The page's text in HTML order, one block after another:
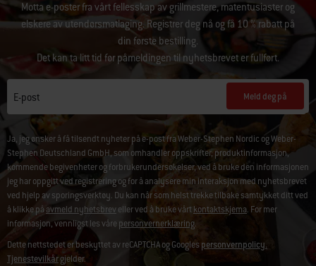
Motta e-poster fra vårt fellesskap av grillmestere, matentusiaster og
elskere av utendørsmatlaging. Registrer deg nå og få 10 % rabatt på
din første bestilling.
Det kan ta litt tid før påmeldingen til nyhetsbrevet er fullført.
E-post Meld deg på
Ja, jeg ønsker å få tilsendt nyheter på e-post fra Weber-Stephen Nordic og Weber-
Stephen Deutschland GmbH, som omhandler oppskrifter, produktinformasjon,
kommende begivenheter og forbrukerundersøkelser, ved å bruke den informasjonen
jeg har oppgitt ved registrering og for å analysere min interaksjon med nyhetsbrevet
ved hjelp av sporingsverktøy. Du kan når som helst trekke tilbake samtykket ditt ved
å klikke påavmeld nyhetsbreveller ved å bruke vårtkontaktskjema. For mer
informasjon, vennligst les vårepersonvernerklæring.
Dette nettstedet er beskyttet av reCAPTCHA og Googlespersonvernpolicy.
Tjenestevilkårgjelder.